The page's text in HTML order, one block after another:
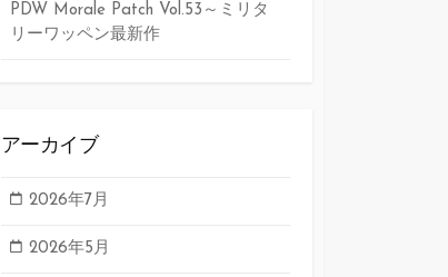
PDW Morale Patch Vol.53～ミリタ
リーワッペン最新作
アーカイブ
2026年7月
2026年5月